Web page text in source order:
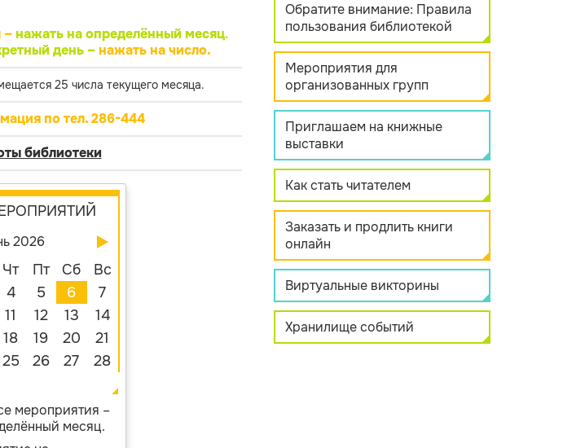
– нажать на определённый месяц.
день –нажать на число.
25 числа текущего месяца.
по тел. 286-444
библиотеки
2026
Чт Пт Сб
Вс
4 5 6
7
11 12 13
14
18 19 20
21
25 26 27
28
мероприятия –
месяц.
Обратите внимание: Правила
пользования библиотекой
Мероприятия для
организованных групп
Приглашаем на книжные
выставки
Как стать читателем
Заказать и продлить книги
онлайн
Виртуальные викторины
Хранилище событий